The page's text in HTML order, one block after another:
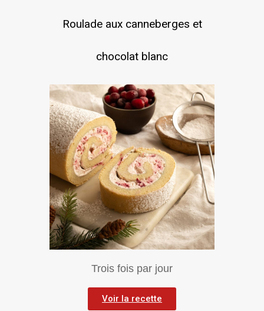
Roulade aux canneberges et
chocolat blanc
Trois fois par jour
Voir la recette